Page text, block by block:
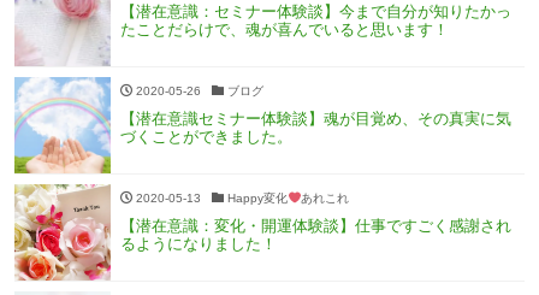
【潜在意識：セミナー体験談】今まで自分が知りたかっ
たことだらけで、魂が喜んでいると思います！
2020-05-26 ブログ
【潜在意識セミナー体験談】魂が目覚め、その真実に気
づくことができました。
2020-05-13 Happy変化 あれこれ
【潜在意識：変化・開運体験談】仕事ですごく感謝され
るようになりました！